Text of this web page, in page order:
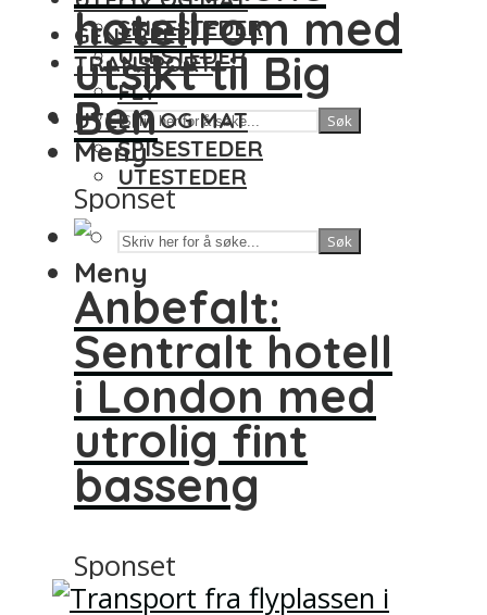
SPISESTEDER
UTESTEDER
Søk
Meny
GENERELT
TRANSPORT
FLY
UTELIV OG MAT
SPISESTEDER
UTESTEDER
Søk
Meny
hotellrom med
utsikt til Big
Ben
Sponset
Anbefalt:
Sentralt hotell
i London med
utrolig fint
basseng
Sponset